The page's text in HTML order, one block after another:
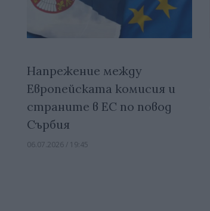
Напрежение между
Европейската комисия и
страните в ЕС по повод
Сърбия
06.07.2026 / 19:45